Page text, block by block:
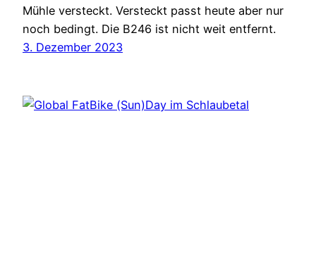
Mühle versteckt. Versteckt passt heute aber nur
noch bedingt. Die B246 ist nicht weit entfernt.
3. Dezember 2023